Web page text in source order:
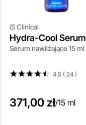
iS Clinical
Hydra-Cool Serum
Serum nawilżające 15 ml
4.5 ( 24)
371,00 zł/15 ml